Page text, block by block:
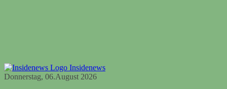
Insidenews
Donnerstag, 06.August 2026